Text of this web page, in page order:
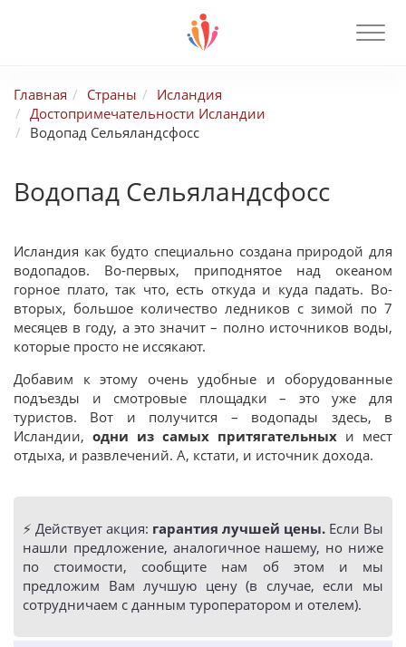
Главная Страны
Исландия
Достопримечательности Исландии
Водопад Сельяландсфосс
Водопад Сельяландсфосс
Исландия как будто специально создана природой для
водопадов. Во-первых, приподнятое над океаном
горное плато, так что, есть откуда и куда падать. Во-
вторых, большое количество ледников с зимой по 7
месяцев в году, а это значит – полно источников воды,
которые просто не иссякают.
Добавим к этому очень удобные и оборудованные
подъезды и смотровые площадки – это уже для
туристов. Вот и получится – водопады здесь, в
Исландии, одни из самых притягательных и мест
отдыха, и развлечений. А, кстати, и источник дохода.
⚡️ Действует акция: гарантия лучшей цены. Если Вы
нашли предложение, аналогичное нашему, но ниже
по стоимости, сообщите нам об этом и мы
предложим Вам лучшую цену (в случае, если мы
сотрудничаем с данным туроператором и отелем).